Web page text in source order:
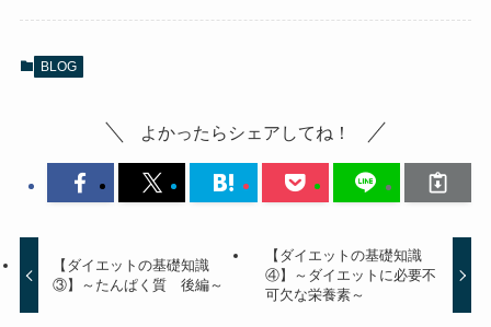
BLOG
よかったらシェアしてね！
【ダイエットの基礎知識
③】～たんぱく質 後編～
【ダイエットの基礎知識
④】～ダイエットに必要不
可欠な栄養素～